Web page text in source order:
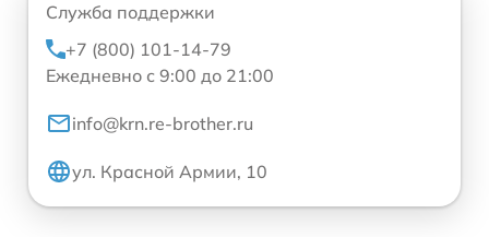
Служба поддержки
+7 (800) 101-14-79
Ежедневно с 9:00 до 21:00
info@krn.re-brother.ru
ул. Красной Армии, 10